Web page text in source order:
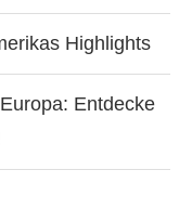
Highlights
Entdecke